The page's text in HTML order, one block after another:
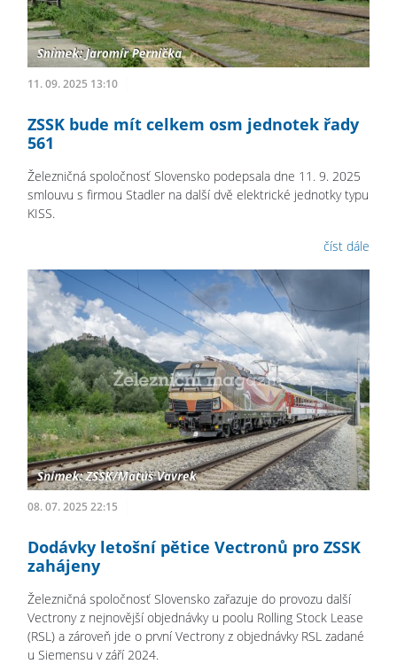
11. 09. 2025 13:10
ZSSK bude mít celkem osm jednotek řady
561
Železničná spoločnosť Slovensko podepsala dne 11. 9. 2025
smlouvu s firmou Stadler na další dvě elektrické jednotky typu
KISS.
číst dále
08. 07. 2025 22:15
Dodávky letošní pětice Vectronů pro ZSSK
zahájeny
Železničná spoločnosť Slovensko zařazuje do provozu další
Vectrony z nejnovější objednávky u poolu Rolling Stock Lease
(RSL) a zároveň jde o první Vectrony z objednávky RSL zadané
u Siemensu v září 2024.